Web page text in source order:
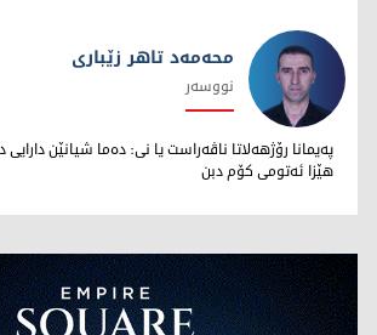
محەمەد تاهر زێبارى
محەمەد تاهر زێبارى
نووسەر
پەیمانا رۆژهەلاتا ناڤەراست یا نى: دەما شیانێن
هێزا ئەتومى کۆم دبن